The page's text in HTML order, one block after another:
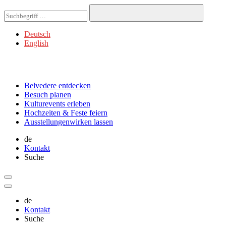
Deutsch
English
Belvedere entdecken
Besuch planen
Kulturevents erleben
Hochzeiten & Feste feiern
Ausstellungenwirken lassen
de
Kontakt
Suche
de
Kontakt
Suche